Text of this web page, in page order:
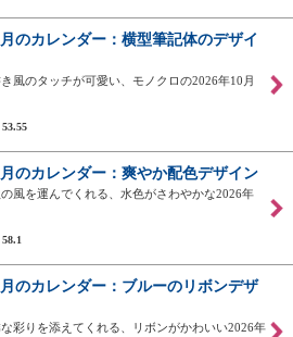
のカレンダー：横型筆記体のデザイ
風のタッチが可愛い、モノクロの2026年10月
53.55
のカレンダー：爽やか配色デザイン
風を運んでくれる、水色がさわやかな2026年
58.1
のカレンダー：ブルーのリボンデザ
彩りを添えてくれる、リボンがかわいい2026年